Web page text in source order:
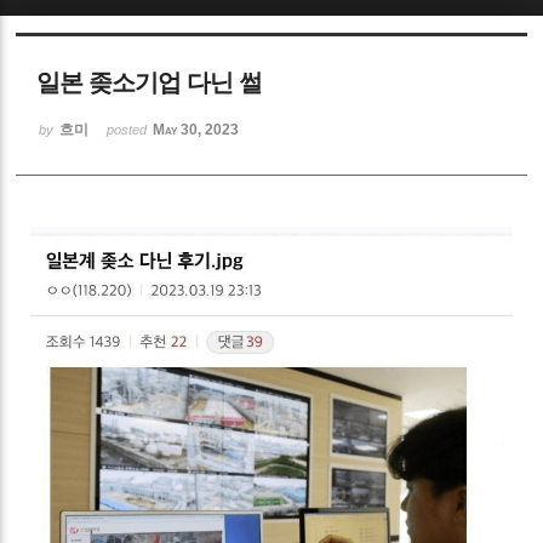
일본 좆소기업 다닌 썰
by 흐미 posted May 30, 2023
Sketchbook5, 스케치북5
Sketchbook5, 스케치북5